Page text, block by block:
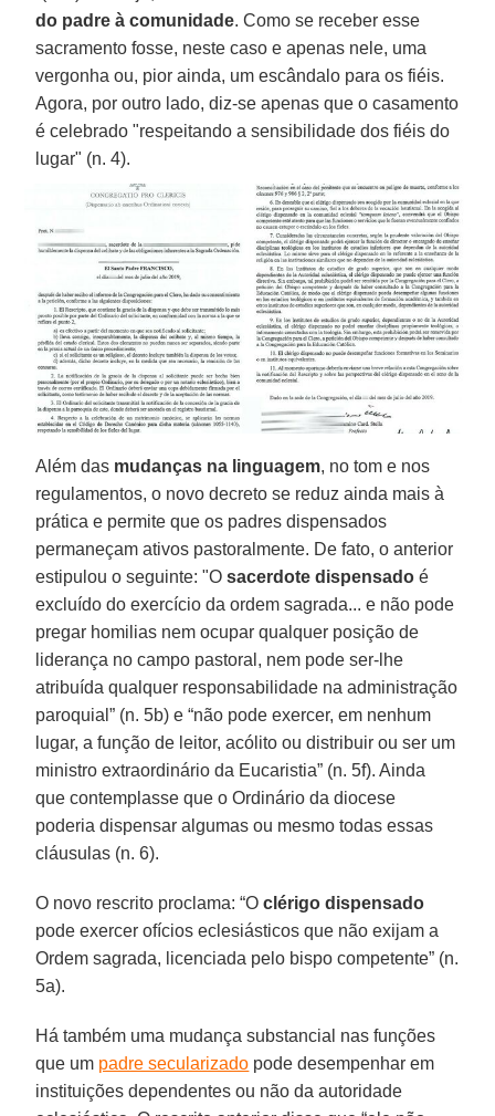
do padre à comunidade. Como se receber esse
sacramento fosse, neste caso e apenas nele, uma
vergonha ou, pior ainda, um escândalo para os fiéis.
Agora, por outro lado, diz-se apenas que o casamento
é celebrado "respeitando a sensibilidade dos fiéis do
lugar" (n. 4).
Além das mudanças na linguagem, no tom e nos
regulamentos, o novo decreto se reduz ainda mais à
prática e permite que os padres dispensados
permaneçam ativos pastoralmente. De fato, o anterior
estipulou o seguinte: "Osacerdote dispensado é
excluído do exercício da ordem sagrada... e não pode
pregar homilias nem ocupar qualquer posição de
liderança no campo pastoral, nem pode ser-lhe
atribuída qualquer responsabilidade na administração
paroquial” (n. 5b) e “não pode exercer, em nenhum
lugar, a função de leitor, acólito ou distribuir ou ser um
ministro extraordinário da Eucaristia” (n. 5f). Ainda
que contemplasse que o Ordinário da diocese
poderia dispensar algumas ou mesmo todas essas
cláusulas (n. 6).
O novo rescrito proclama: “Oclérigo dispensado
pode exercer ofícios eclesiásticos que não exijam a
Ordem sagrada, licenciada pelo bispo competente” (n.
5a).
Há também uma mudança substancial nas funções
que um padre secularizado pode desempenhar em
instituições dependentes ou não da autoridade